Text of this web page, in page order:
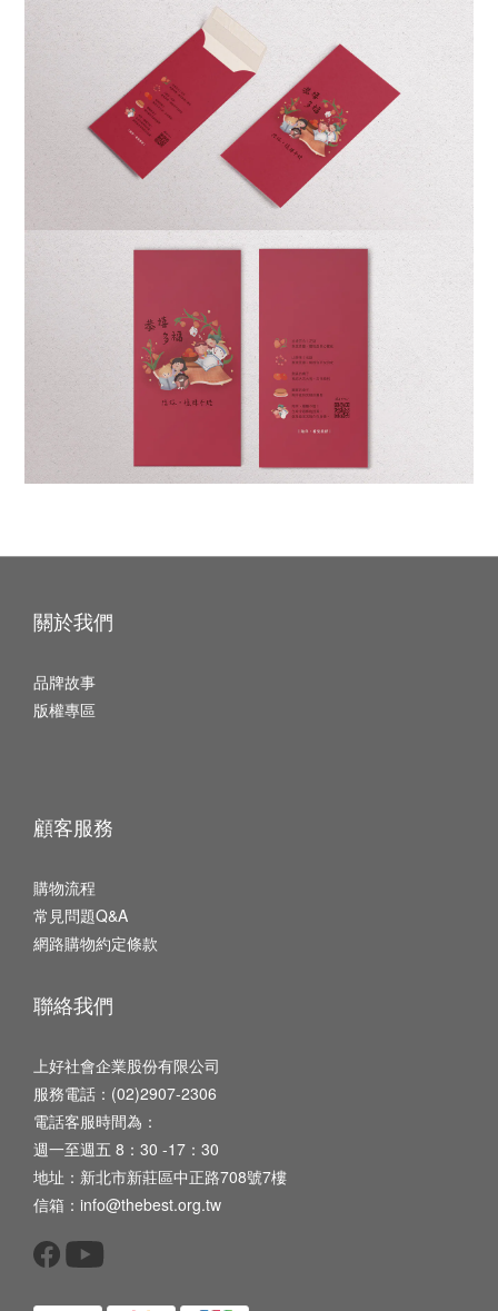
關於我們
品牌故事
版權專區
顧客服務
購物流程
常見問題Q&A
網路購物約定條款
聯絡我們
上好社會企業股份有限公司
服務電話：(02)2907-2306
電話客服時間為：
週一至週五 8：30 -17：30
地址：新北市新莊區中正路708號7樓
信箱：info@thebest.org.tw